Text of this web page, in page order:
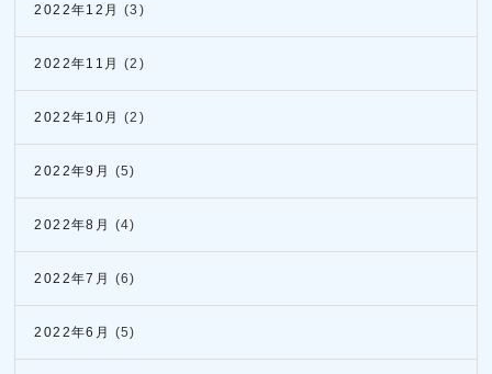
2022年12月 (3)
2022年11月 (2)
2022年10月 (2)
2022年9月 (5)
2022年8月 (4)
2022年7月 (6)
2022年6月 (5)